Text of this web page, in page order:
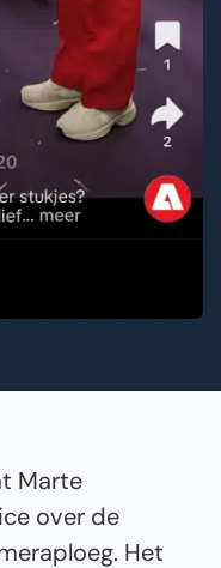
Marte
over de
Het